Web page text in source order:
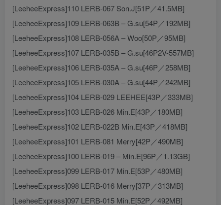
[LeeheeExpress]110 LERB-067 Son.J[51P／41.5MB]
[LeeheeExpress]109 LERB-063B – G.su[54P／192MB]
[LeeheeExpress]108 LERB-056A – Woo[50P／95MB]
[LeeheeExpress]107 LERB-035B – G.su[46P2V-557MB]
[LeeheeExpress]106 LERB-035A – G.su[46P／258MB]
[LeeheeExpress]105 LERB-030A – G.su[44P／242MB]
[LeeheeExpress]104 LERB-029 LEEHEE[43P／333MB]
[LeeheeExpress]103 LERB-026 Min.E[43P／180MB]
[LeeheeExpress]102 LERB-022B Min.E[43P／418MB]
[LeeheeExpress]101 LERB-081 Merry[42P／490MB]
[LeeheeExpress]100 LERB-019 – Min.E[96P／1.13GB]
[LeeheeExpress]099 LERB-017 Min.E[53P／480MB]
[LeeheeExpress]098 LERB-016 Merry[37P／313MB]
[LeeheeExpress]097 LERB-015 Min.E[52P／492MB]